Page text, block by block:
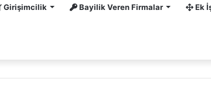
Girişimcilik Bayilik Veren Firmalar Ek